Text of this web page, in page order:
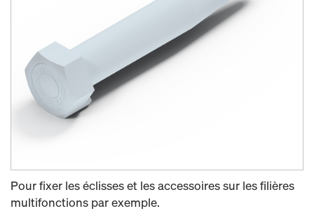
Pour fixer les éclisses et les accessoires sur les filières
multifonctions par exemple.